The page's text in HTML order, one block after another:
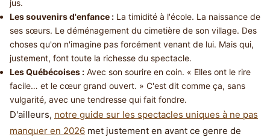
jus.
Les souvenirs d'enfance : La timidité à l'école. La naissance de
ses sœurs. Le déménagement du cimetière de son village. Des
choses qu'on n'imagine pas forcément venant de lui. Mais qui,
justement, font toute la richesse du spectacle.
Les Québécoises : Avec son sourire en coin. « Elles ont le rire
facile… et le cœur grand ouvert. » C'est dit comme ça, sans
vulgarité, avec une tendresse qui fait fondre.
D'ailleurs, notre guide sur les spectacles uniques à ne pas
manquer en 2026 met justement en avant ce genre de